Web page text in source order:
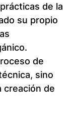
de la
su propio
de
sino
creación de